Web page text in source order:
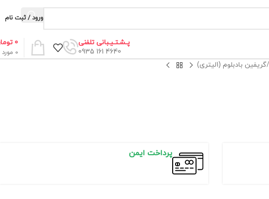
ورود / ثبت نام
پـشـتـیـبانی تلفنی
4640 161 0935
0 مورد
0
گریفین بادبلوم (1لیتری)
پرداخت ایمن